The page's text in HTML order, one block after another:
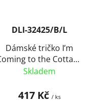
DLI-32425/B/L
Dámské tričko I’m
to the Cottage
– letní romantika u
Skladem
417 Kč / ks